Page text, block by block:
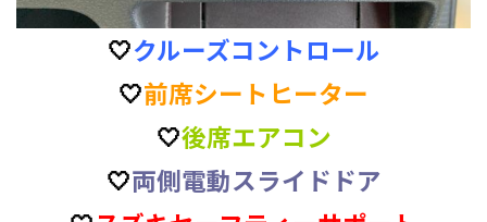
🤍クルーズコントロール
🤍前席シートヒーター
🤍後席エアコン
🤍両側電動スライドドア